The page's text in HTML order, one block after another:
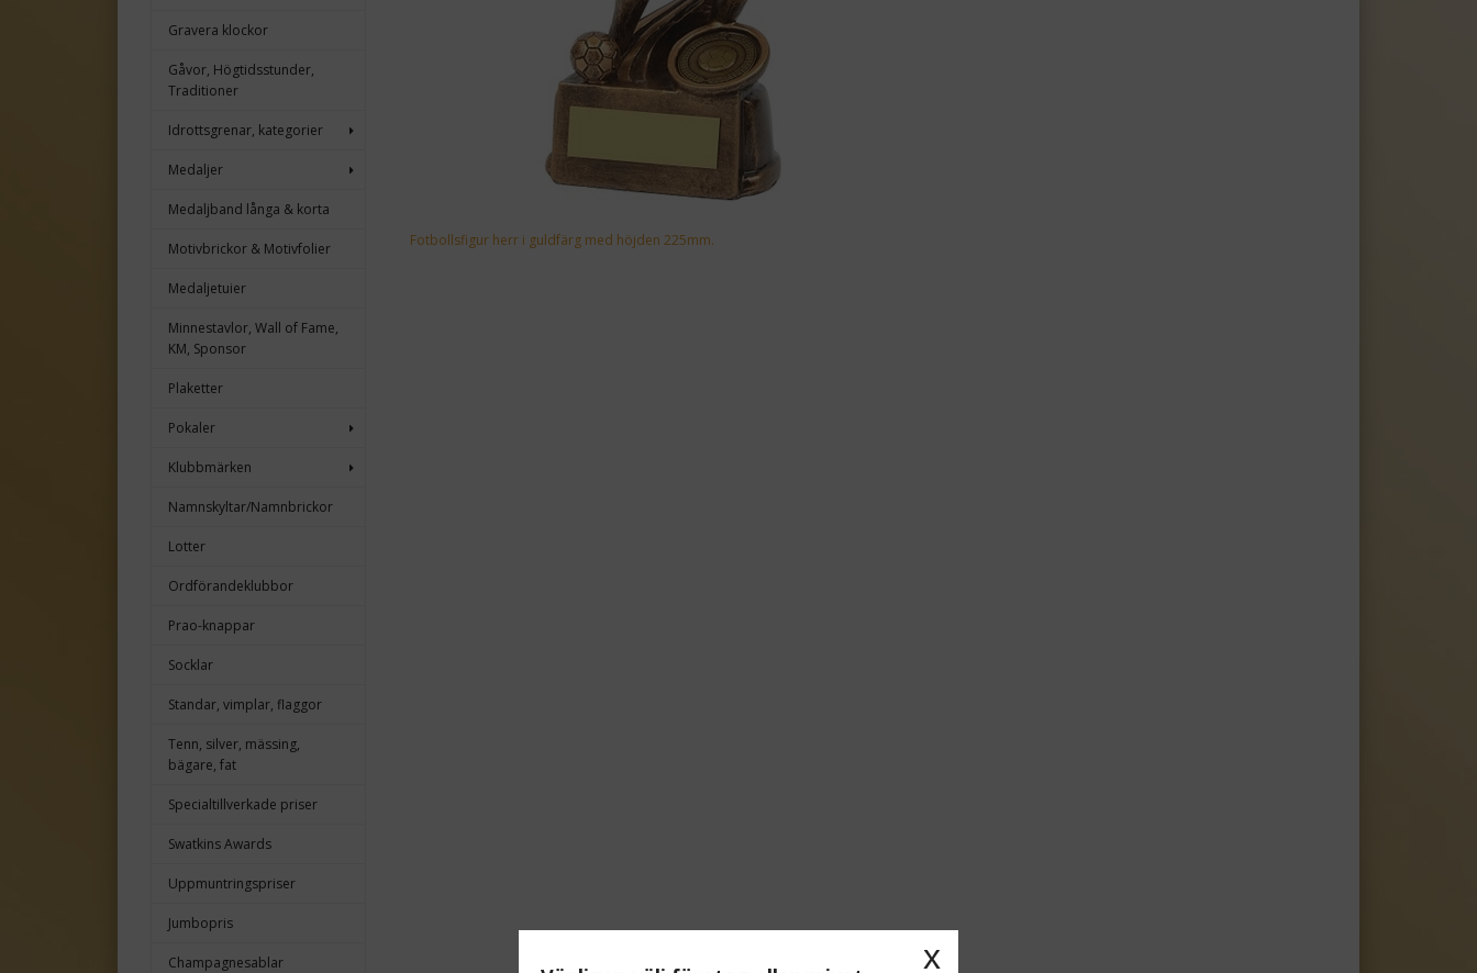
Gravera klockor
Gåvor, Högtidsstunder,
Traditioner
Idrottsgrenar, kategorier
Medaljer
Medaljband långa & korta
Motivbrickor & Motivfolier
Medaljetuier
Minnestavlor, Wall of Fame,
KM, Sponsor
Plaketter
Pokaler
Klubbmärken
Namnskyltar/Namnbrickor
Lotter
Ordförandeklubbor
Prao-knappar
Socklar
Standar, vimplar, flaggor
Tenn, silver, mässing,
bägare, fat
Specialtillverkade priser
Swatkins Awards
Uppmuntringspriser
Jumbopris
Champagnesablar
Fotbollsfigur herr i guldfärg med höjden 225mm.
x